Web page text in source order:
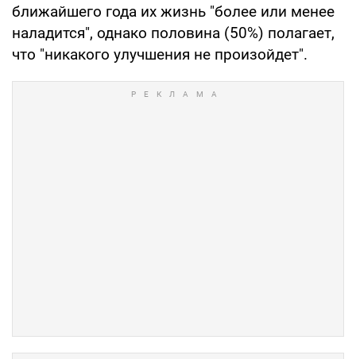
ближайшего года их жизнь "более или менее
наладится", однако половина (50%) полагает,
что "никакого улучшения не произойдет".